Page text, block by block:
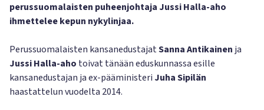
perussuomalaisten puheenjohtaja Jussi Halla-aho
ihmettelee kepun nykylinjaa.
Perussuomalaisten kansanedustajatSanna Antikainen ja
Jussi Halla-aho toivat tänään eduskunnassa esille
kansanedustajan ja ex-pääministeri Juha Sipilän
haastattelun vuodelta 2014.